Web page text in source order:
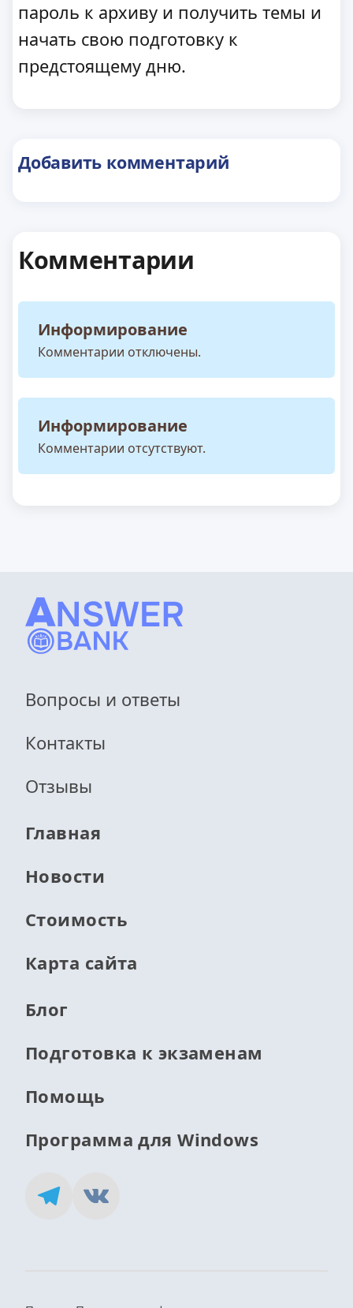
пароль к архиву и получить темы и
начать свою подготовку к
предстоящему дню.
Добавить комментарий
Комментарии
Информирование
Комментарии отключены.
Информирование
Комментарии отсутствуют.
Вопросы и ответы
Контакты
Отзывы
Главная
Новости
Стоимость
Карта сайта
Блог
Подготовка к экзаменам
Помощь
Программа для Windows